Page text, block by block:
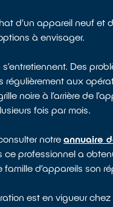
d'un appareil neuf et
à envisager.
Des
aux
à l’arrière de
fois par mois.
notreannuaire
professionnel a
d’appareils son
est en vigueur